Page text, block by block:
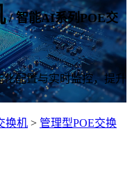
/ 智能AI系列POE交
配置与实时监控，提升
换机 > 管理型POE交换